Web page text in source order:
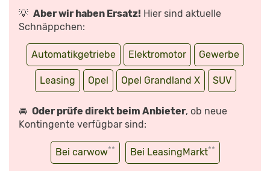
💡 Aber wir haben Ersatz! Hier sind aktuelle
Schnäppchen:
Automatikgetriebe Elektromotor Gewerbe
Leasing Opel Opel Grandland X SUV
🚘 Oder prüfe direkt beim Anbieter, ob neue
Kontingente verfügbar sind:
Bei carwow** Bei LeasingMarkt**